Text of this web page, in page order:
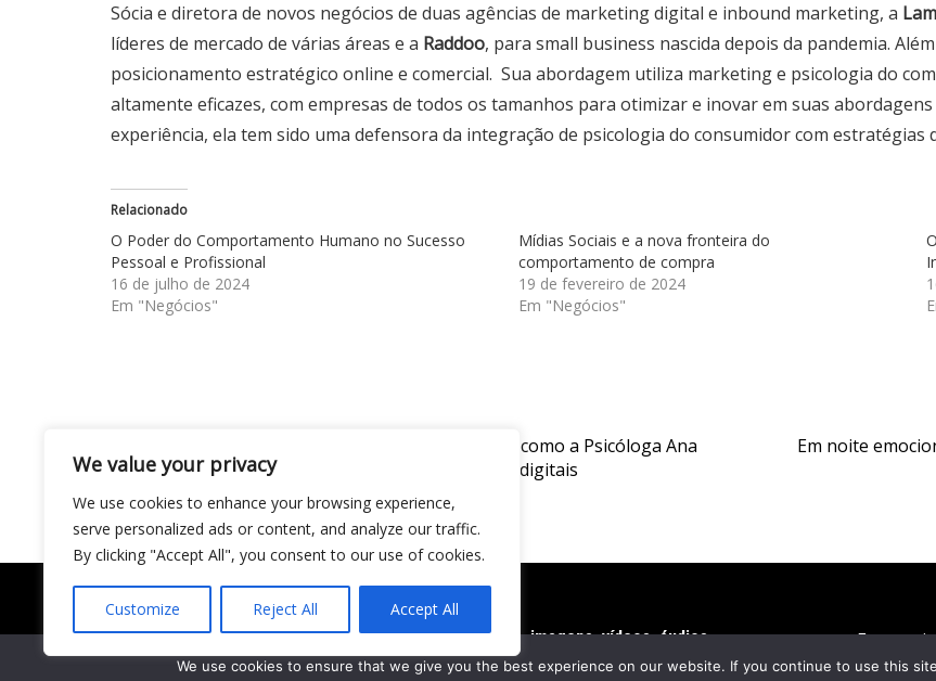
We value your privacy
We use cookies to enhance your browsing experience,
serve personalized ads or content, and analyze our traffic.
By clicking "Accept All", you consent to our use of cookies.
Customize Reject All Accept All
Sócia e diretora de novos negócios de duas agências de marketing digital e inbound marketing, a
líderes de mercado de várias áreas e a Raddoo, para small business nascida depois da pandemia.
posicionamento estratégico online e comercial. Sua abordagem utiliza marketing e psicologia do
altamente eficazes, com empresas de todos os tamanhos para otimizar e inovar em suas
experiência, ela tem sido uma defensora da integração de psicologia do consumidor com estratégias
Relacionado
O Poder do Comportamento Humano no Sucesso
Pessoal e Profissional
16 de julho de 2024
Em "Negócios"
Mídias Sociais e a nova fronteira do
comportamento de compra
19 de fevereiro de 2024
Em "Negócios"
Navegação
Post
Entre a ansiedade coletiva e o autocuidado real: como a Psicóloga Ana
Paula Guimarães ensina a desacelerar em tempos digitais
Em noite
Todo conteúdo publicado neste portal, incluindo textos, imagens, vídeos, áudios,
gráficos e outros materiais, é de responsabilidade do autor. © 2020 - 2024
Todos os direitos reservados ao site Matéria Livre Royale News by Themebeez
Economia
We use cookies to ensure that we give you the best experience on our website. If you continue to use this